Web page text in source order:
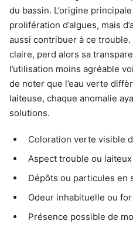
du bassin. L’origine
prolifération d’algues, mais
aussi contribuer à ce trouble.
claire, perd alors sa
l’utilisation moins agréable
de noter que l’eau verte
laiteuse, chaque anomalie
solutions.
Coloration verte visible
Aspect trouble ou laiteux
Dépôts ou particules en
Odeur inhabituelle ou
Présence possible de